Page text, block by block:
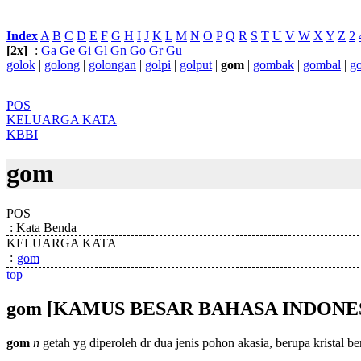
Index: A B C D E F G H I J K L M N O P Q R S T U V W X Y Z 2
[2x] : Ga Ge Gi Gl Gn Go Gr Gu
golok | golong | golongan | golpi | golput | gom | gombak | gombal |
POS
KELUARGA KATA
KBBI
gom
POS
: Kata Benda
KELUARGA KATA
: gom
top
gom [KAMUS BESAR BAHASA
gom n getah yg diperoleh dr dua jenis pohon akasia, berupa kristal